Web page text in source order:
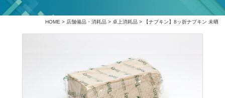
HOME > 店舗備品・消耗品> 卓上消耗品> 【ナプキン】8ッ折ナプキン 未晒